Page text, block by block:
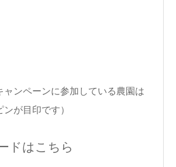
ンペーンに参加している農園は
が目印です）
ドはこちら